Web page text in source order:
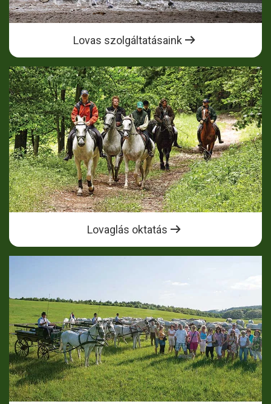
Lovas szolgáltatásaink
Lovaglás oktatás